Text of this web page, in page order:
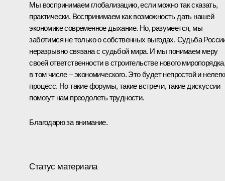
Мы воспринимаем глобализацию, если можно так сказать,
практически. Воспринимаем как возможность дать нашей
экономике современное дыхание. Но, разумеется, мы
заботимся не только о собственных выгодах. Судьба
неразрывно связана с судьбой мира. И мы понимаем меру
своей ответственности в строительстве нового
в том числе – экономического. Это будет непростой и
процесс. Но такие форумы, такие встречи, такие дискуссии
помогут нам преодолеть трудности.
Благодарю за внимание.
Статус материала